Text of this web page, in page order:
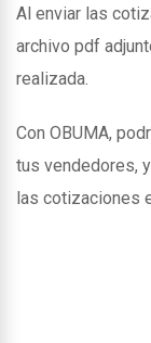
Al enviar las
archivo pdf
realizada.
Con OBUMA,
tus vendedores,
las cotizaciones